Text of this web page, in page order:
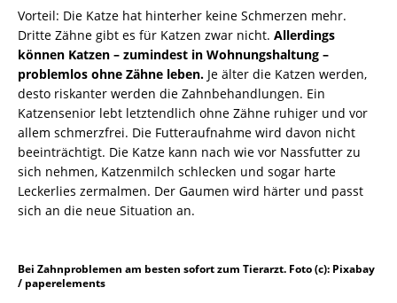
Vorteil: Die Katze hat hinterher keine Schmerzen mehr.
Dritte Zähne gibt es für Katzen zwar nicht. Allerdings
können Katzen – zumindest in Wohnungshaltung –
problemlos ohne Zähne leben. Je älter die Katzen werden,
desto riskanter werden die Zahnbehandlungen. Ein
Katzensenior lebt letztendlich ohne Zähne ruhiger und vor
allem schmerzfrei. Die Futteraufnahme wird davon nicht
beeinträchtigt. Die Katze kann nach wie vor Nassfutter zu
sich nehmen, Katzenmilch schlecken und sogar harte
Leckerlies zermalmen. Der Gaumen wird härter und passt
sich an die neue Situation an.
Bei Zahnproblemen am besten sofort zum Tierarzt. Foto (c): Pixabay
/ paperelements